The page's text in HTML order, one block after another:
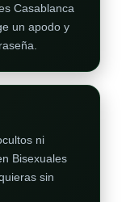
Casablanca
un apodo y
ni
Bisexuales
sin